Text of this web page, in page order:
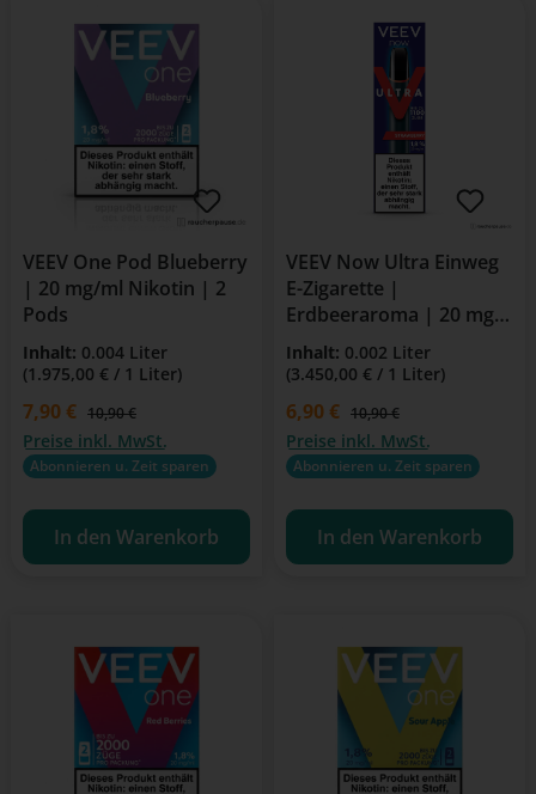
VEEV One Pod Blueberry
| 20 mg/ml Nikotin | 2
Pods
Inhalt: 0.004 Liter
(1.975,00 € / 1 Liter)
Verkaufspreis:
7,90 € Regulärer Preis:
10,90 €
Preise inkl. MwSt.
Abonnieren u. Zeit sparen
In den Warenkorb
VEEV Now Ultra Einweg
E-Zigarette |
Erdbeeraroma | 20 mg
Nikotin | Bis zu 1100
Züge
Inhalt: 0.002 Liter
(3.450,00 € / 1 Liter)
Verkaufspreis:
6,90 € Regulärer Preis:
10,90 €
Preise inkl. MwSt.
Abonnieren u. Zeit sparen
In den Warenkorb